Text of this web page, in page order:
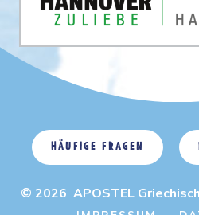
Häufige Fragen
© 2026 APOSTEL